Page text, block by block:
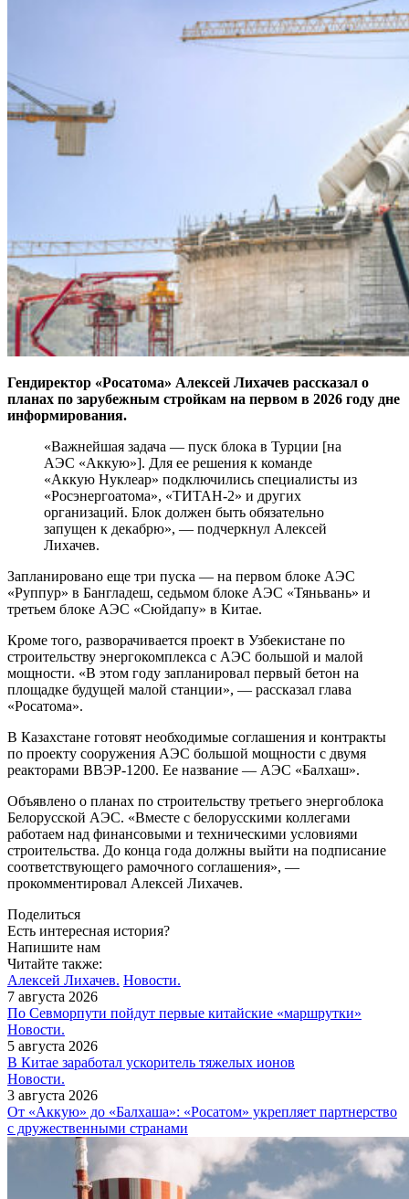
Гендиректор «Росатома» Алексей Лихачев рассказал о
планах по зарубежным стройкам на первом в 2026 году дне
информирования.
«Важнейшая задача — пуск блока в Турции [на
АЭС «Аккую»]. Для ее решения к команде
«Аккую Нуклеар» подключились специалисты из
«Росэнергоатома», «ТИТАН-2» и других
организаций. Блок должен быть обязательно
запущен к декабрю», — подчеркнул Алексей
Лихачев.
Запланировано еще три пуска — на первом блоке АЭС
«Руппур» в Бангладеш, седьмом блоке АЭС «Тяньвань» и
третьем блоке АЭС «Сюйдапу» в Китае.
Кроме того, разворачивается проект в Узбекистане по
строительству энергокомплекса с АЭС большой и малой
мощности. «В этом году запланировал первый бетон на
площадке будущей малой станции», — рассказал глава
«Росатома».
В Казахстане готовят необходимые соглашения и контракты
по проекту сооружения АЭС большой мощности с двумя
реакторами ВВЭР-1200. Ее название — АЭС «Балхаш».
Объявлено о планах по строительству третьего энергоблока
Белорусской АЭС. «Вместе с белорусскими коллегами
работаем над финансовыми и техническими условиями
строительства. До конца года должны выйти на подписание
соответствующего рамочного соглашения», —
прокомментировал Алексей Лихачев.
Поделиться
Есть интересная история?
Напишите нам
Читайте также:
Алексей Лихачев. Новости.
7 августа 2026
По Севморпути пойдут первые китайские «маршрутки»
Новости.
5 августа 2026
В Китае заработал ускоритель тяжелых ионов
Новости.
3 августа 2026
От «Аккую» до «Балхаша»: «Росатом» укрепляет партнерство
с дружественными странами